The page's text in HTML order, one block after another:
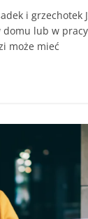
i grzechotek
lub w
może mieć